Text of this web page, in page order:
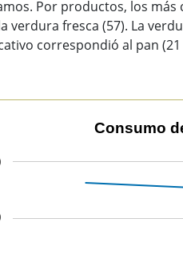
Por productos, los más
verdura fresca (57). La
correspondió al pan
de comida de la
o litros por persona al año).
chart has 1 X axis displaying
chart has 1 Y axis displaying
Consumo